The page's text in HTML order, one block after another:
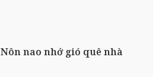
Nôn nao nhớ gió quê nhà